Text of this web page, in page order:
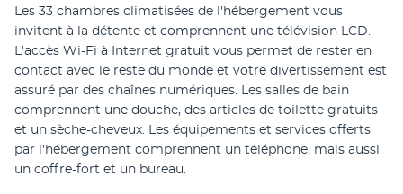
Les 33 chambres climatisées de l'hébergement vous
invitent à la détente et comprennent une télévision LCD.
L'accès Wi-Fi à Internet gratuit vous permet de rester en
contact avec le reste du monde et votre divertissement est
assuré par des chaînes numériques. Les salles de bain
comprennent une douche, des articles de toilette gratuits
et un sèche-cheveux. Les équipements et services offerts
par l'hébergement comprennent un téléphone, mais aussi
un coffre-fort et un bureau.